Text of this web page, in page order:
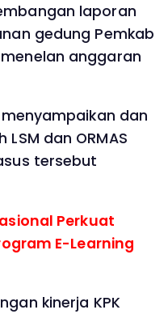
laporan
gedung Pemkab
anggaran
dan
dan ORMAS
tersebut
Perkuat
E-Learning
kinerja KPK